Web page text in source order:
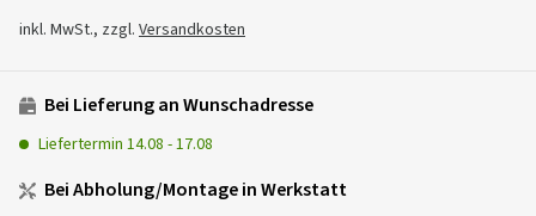
inkl. MwSt., zzgl. Versandkosten
Bei Lieferung an Wunschadresse
Liefertermin 14.08 -17.08
Bei Abholung/Montage in Werkstatt